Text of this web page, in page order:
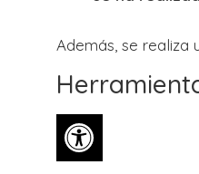
Además, se